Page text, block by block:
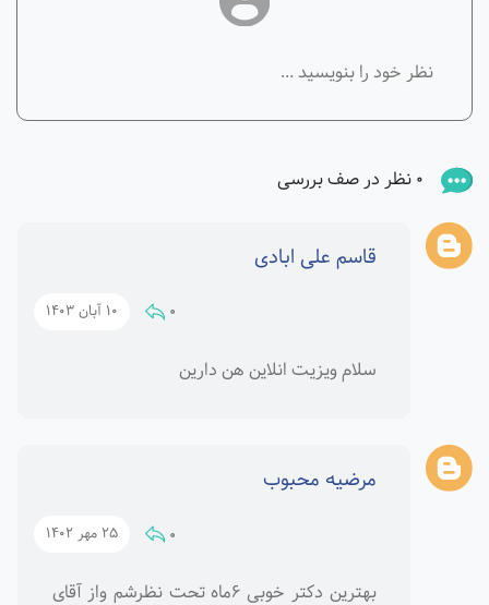
0 نظر در صف بررسی
قاسم علی ابادی
0 10 آبان 1403
سلام ویزیت انلاین هن دارین
مرضیه محبوب
0 25 مهر 1402
بهترین دکتر خوبی ۶ماه تحت نظرشم واز آقای